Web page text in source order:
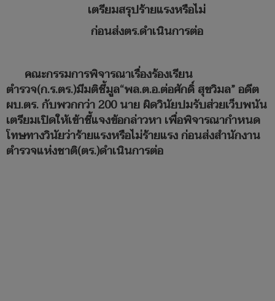
เตรียมสรุปร้ายแรงหรือไม่
ก่อนส่งตร.ดำเนินการต่อ
คณะกรรมการพิจารณาเรื่องร้องเรียน
ตำรวจ(ก.ร.ตร.)มีมติชี้มูล“พล.ต.อ.ต่อศักดิ์ สุขวิมล” อดีต
ผบ.ตร. กับพวกกว่า 200 นาย ผิดวินัยปมรับส่วยเว็บพนัน
เตรียมเปิดให้เข้าชี้แจงข้อกล่าวหา เพื่อพิจารณากำหนด
โทษทางวินัยว่าร้ายแรงหรือไม่ร้ายแรง ก่อนส่งสำนักงาน
ตำรวจแห่งชาติ(ตร.)ดำเนินการต่อ